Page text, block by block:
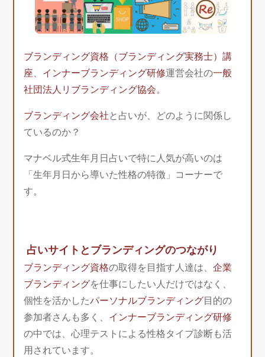
ブランディング資格（ブランディング実務士）講
座、 インナーブランディング研修運営会社の一般
社団法人リブランディング協会。
ブランディング会社 と占いが、どのように関係し
ているのか？
マナベル式生年月日占いで特に人気が高いのは
「生年月日から導いた性格の特徴」コーナーで
す。
占いサイトとブランディングのつながり
ブランディング資格の取得を目指す人達は、企業
ブランディングを仕事にしたい人だけではなく、
個性を活かしたパーソナルブランディング目的の
参加者さんも多く、 インナーブランディング研修
の中では、心理テストによる性格タイプ診断も活
用されています。